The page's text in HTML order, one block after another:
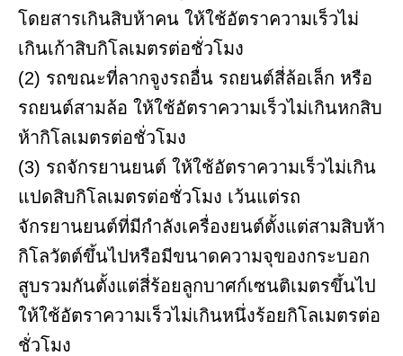
โดยสารเกินสิบห้าคน ให้ใช้อัตราความเร็วไม่
เกินเก้าสิบกิโลเมตรต่อชั่วโมง
(2) รถขณะที่ลากจูงรถอื่น รถยนต์สี่ล้อเล็ก หรือ
รถยนต์สามล้อ ให้ใช้อัตราความเร็วไม่เกินหกสิบ
ห้ากิโลเมตรต่อชั่วโมง
(3) รถจักรยานยนต์ ให้ใช้อัตราความเร็วไม่เกิน
แปดสิบกิโลเมตรต่อชั่วโมง เว้นแต่รถ
จักรยานยนต์ที่มีกำลังเครื่องยนต์ตั้งแต่สามสิบห้า
กิโลวัตต์ขึ้นไปหรือมีขนาดความจุของกระบอก
สูบรวมกันตั้งแต่สี่ร้อยลูกบาศก์เซนติเมตรขึ้นไป
ให้ใช้อัตราความเร็วไม่เกินหนึ่งร้อยกิโลเมตรต่อ
ชั่วโมง